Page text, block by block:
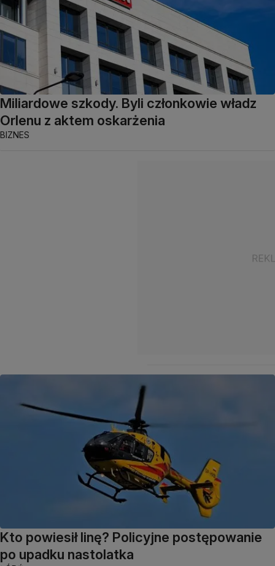
Miliardowe szkody. Byli członkowie władz
Orlenu z aktem oskarżenia
BIZNES
Kto powiesił linę? Policyjne postępowanie
po upadku nastolatka